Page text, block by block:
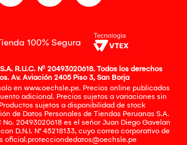
100% Segura
R.U.C. Nº 20493020618. Todos los derechos
Av. Aviación 2405 Piso 3, San Borja
en www.oechsle.pe. Precios online publicados
adicional. Precios sujetos a variaciones sin
sujetos a disponibilidad de stock
de Datos Personales de Tiendas Peruanas S.A.
20493020618 es el señor Juan Diego Gavelan
D.N.I. N° 45218133, cuyo correo corporativo de
oficial.protecciondedatos@oechsle.pe